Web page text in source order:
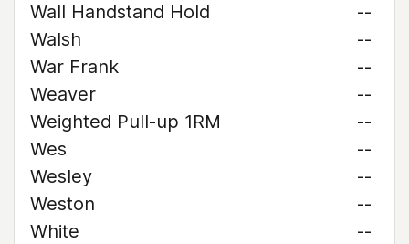
Wall Handstand Hold
--
Walsh
--
War Frank
--
Weaver
--
Weighted Pull-up 1RM
--
Wes
--
Wesley
--
Weston
--
White
--